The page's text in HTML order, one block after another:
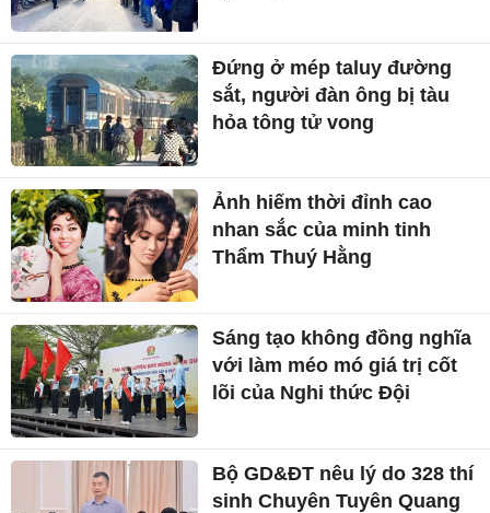
Đứng ở mép taluy đường
sắt, người đàn ông bị tàu
hỏa tông tử vong
Ảnh hiếm thời đỉnh cao
nhan sắc của minh tinh
Thẩm Thuý Hằng
Sáng tạo không đồng nghĩa
với làm méo mó giá trị cốt
lõi của Nghi thức Đội
Bộ GD&ĐT nêu lý do 328 thí
sinh Chuyên Tuyên Quang